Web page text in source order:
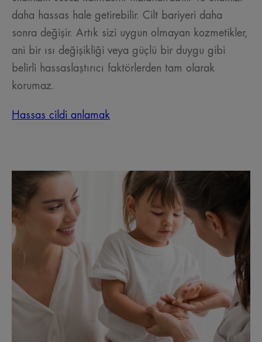
daha hassas hale getirebilir. Cilt bariyeri daha
sonra değişir. Artık sizi uygun olmayan kozmetikler,
ani bir ısı değişikliği veya güçlü bir duygu gibi
belirli hassaslaştırıcı faktörlerden tam olarak
korumaz.
Hassas cildi anlamak